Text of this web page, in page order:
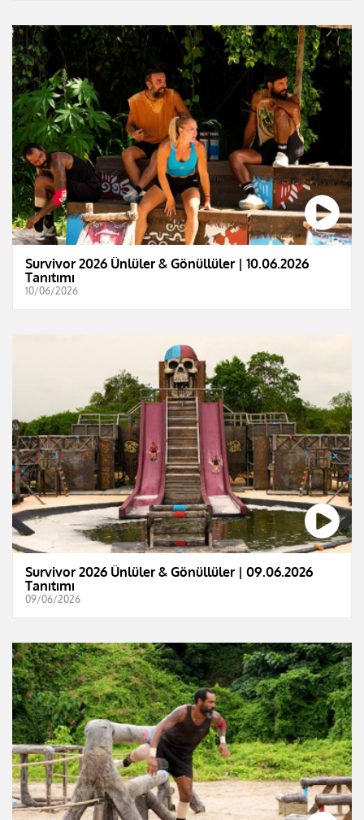
Survivor 2026 Ünlüler & Gönüllüler | 10.06.2026
Tanıtımı
10/06/2026
Survivor 2026 Ünlüler & Gönüllüler | 09.06.2026
Tanıtımı
09/06/2026